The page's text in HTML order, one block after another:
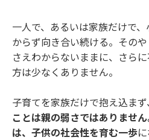
一人で、あるいは家族だけで
からず向き合い続ける。その
さえわからないままに、さら
方は少なくありません。
子育てを家族だけで抱え込まず
ことは親の弱さではありませ
は、子供の社会性を育む一歩